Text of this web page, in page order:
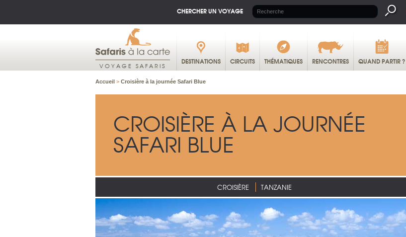
CHERCHER UN VOYAGE
VOYAGE SAFARIS DESTINATIONS CIRCUITS THÉMATIQUES RENCONTRES QUAND PARTIR ?
Accueil > Croisière à la journée Safari Blue
CROISIÈRE À LA JOURNÉE
SAFARI BLUE
CROISIÈRE TANZANIE